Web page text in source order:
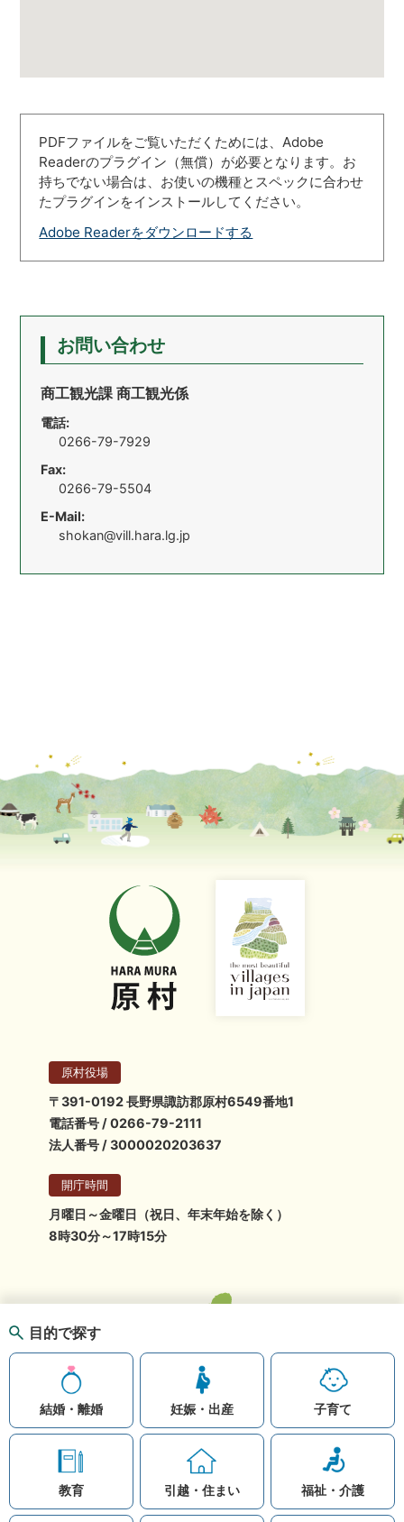
PDFファイルをご覧いただくためには、Adobe
Readerのプラグイン（無償）が必要となります。お
持ちでない場合は、お使いの機種とスペックに合わせ
たプラグインをインストールしてください。
Adobe Readerをダウンロードする
お問い合わせ
商工観光課 商工観光係
電話:
0266-79-7929
Fax:
0266-79-5504
E-Mail:
shokan@vill.hara.lg.jp
目的で探す
結婚・離婚 妊娠・出産 子育て
教育 引越・住まい 福祉・介護
原村役場
〒391-0192 長野県諏訪郡原村6549番地1
電話番号 / 0266-79-2111
法人番号 / 3000020203637
開庁時間
月曜日～金曜日（祝日、年末年始を除く）
8時30分～17時15分